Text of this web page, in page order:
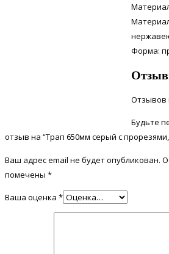
Форма:
Отзывов
Будьте
отзыв на “Трап 650мм серый с
Ваш адрес email не будет опубликован.
помечены *
Ваша оценка *